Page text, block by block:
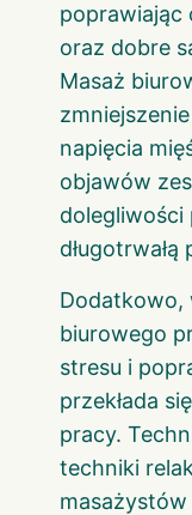
poprawiając
oraz dobre
Masaż
napięcia
objawów
dolegliwości
Dodatkowo,
biurowego
stresu i
przekłada
pracy.
techniki